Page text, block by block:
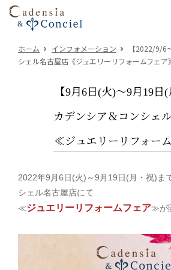
ホーム インフォメーション
【2022/9/6
シェル名古屋店《ジュエリーリフォームフェア》
【9月6日(火)～9月19日(
カデンシア＆コンシェ
≪ジュエリーリフォー
2022年9月6日(火)～9月19日(月・祝)ま
シェル名古屋店にて
≪ジュエリーリフォームフェア≫が